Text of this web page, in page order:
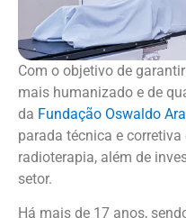
Com o objetivo de
mais humanizado e de
da Fundação Oswaldo
parada técnica e
radioterapia, além de
setor.
Há mais de 17 anos,